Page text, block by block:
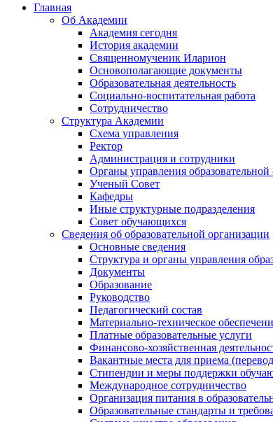
Главная
Об Академии
Академия сегодня
История академии
Священномученик Иларион
Основополагающие документы
Образовательная деятельность
Социально-воспитательная работа
Сотрудничество
Структура Академии
Схема управления
Ректор
Администрация и сотрудники
Органы управления образовательной
Ученый Совет
Кафедры
Иные структурные подразделения
Совет обучающихся
Сведения об образовательной организации
Основные сведения
Структура и органы управления
Документы
Образование
Руководство
Педагогический состав
Материально-техническое
Платные образовательные услуги
Финансово-хозяйственная
Вакантные места для приема
Стипендии и меры поддержки
Международное сотрудничество
Организация питания в
Образовательные стандарты и